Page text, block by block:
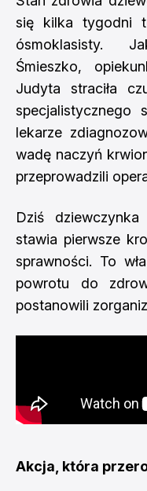
się kilka tygodni
ósmoklasisty.
Śmieszko,
Judyta straciła
specjalistycznego
lekarze
wadę naczyń
przeprowadzili
Dziś
stawia pierwsze
sprawności. To
powrotu do
postanowili
Akcja, która